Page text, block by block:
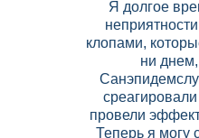
Я долгое
клопами,
ни
провели
Теперь я могу